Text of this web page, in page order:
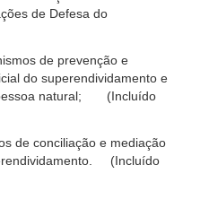
de Defesa do
de prevenção e
do superendividamento e
natural; (Incluído
de conciliação e mediação
(Incluído